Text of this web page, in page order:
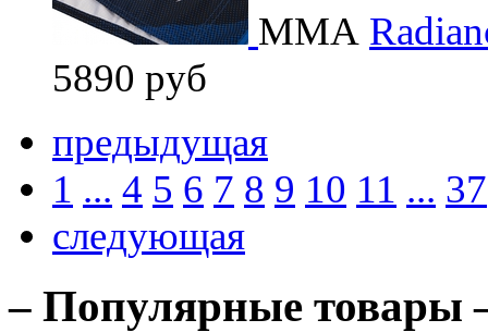
ММА
5890 руб
предыдущая
1 ... 4 5 6 7 8 9 10 11 ... 37
следующая
– Популярные товары